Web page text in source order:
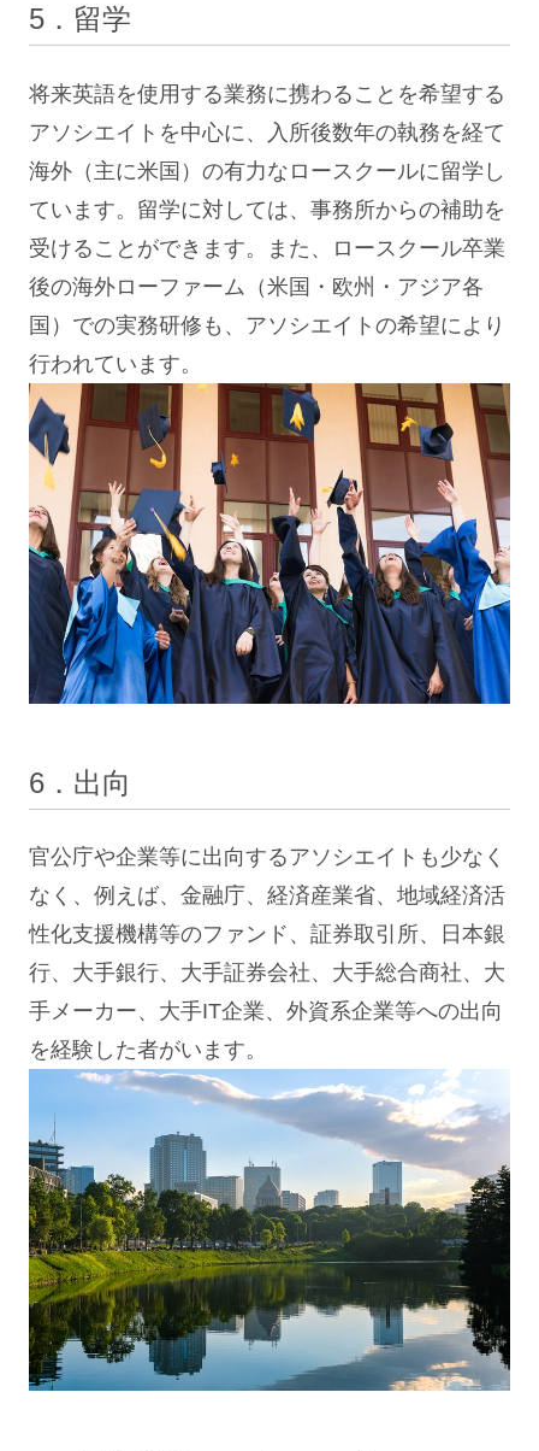
5．留学
将来英語を使用する業務に携わることを希望する
アソシエイトを中心に、入所後数年の執務を経て
海外（主に米国）の有力なロースクールに留学し
ています。留学に対しては、事務所からの補助を
受けることができます。また、ロースクール卒業
後の海外ローファーム（米国・欧州・アジア各
国）での実務研修も、アソシエイトの希望により
行われています。
6．出向
官公庁や企業等に出向するアソシエイトも少なく
なく、例えば、金融庁、経済産業省、地域経済活
性化支援機構等のファンド、証券取引所、日本銀
行、大手銀行、大手証券会社、大手総合商社、大
手メーカー、大手IT企業、外資系企業等への出向
を経験した者がいます。